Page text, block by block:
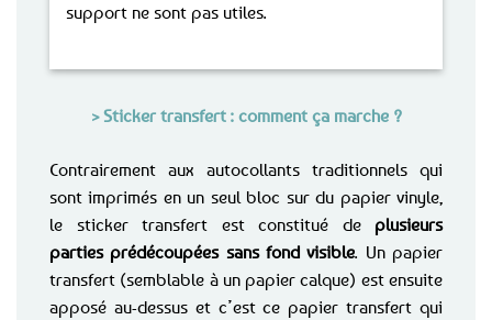
support ne sont pas utiles.
> Sticker transfert : comment ça marche ?
Contrairement aux autocollants traditionnels qui
sont imprimés en un seul bloc sur du papier vinyle,
le sticker transfert est constitué deplusieurs
parties prédécoupées sans fond visible. Un papier
transfert (semblable à un papier calque) est ensuite
apposé au-dessus et c’est ce papier transfert qui